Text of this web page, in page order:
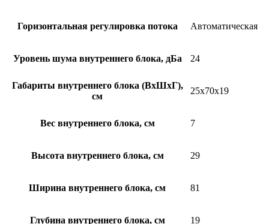
Горизонтальная регулировка потока Автоматическая
Уровень шума внутреннего блока, дБа 24
Габариты внутреннего блока (ВхШхГ),
см
25x70x19
Вес внутреннего блока, см 7
Высота внутреннего блока, см 29
Ширина внутреннего блока, см 81
Глубина внутреннего блока, см 19